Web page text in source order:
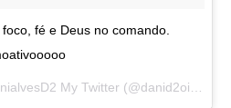
fé e Deus no comando.